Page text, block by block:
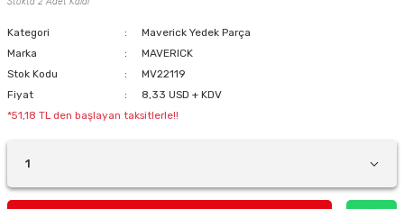
Kategori
Maverick Yedek Parça
Marka
MAVERICK
Stok Kodu
MV22119
Fiyat
8,33 USD + KDV
*51,18 TL den başlayan taksitlerle!!